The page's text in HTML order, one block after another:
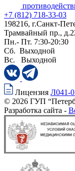
+7 (812) 718-33-03
198216, г.Санкт-
Трамвайный пр.,
Пн.- Пт. 7:30-20:30
Сб. Выходной
Вс. Выходной
Лицензия Л041-
© 2026 ГУП
Разработка сайта -